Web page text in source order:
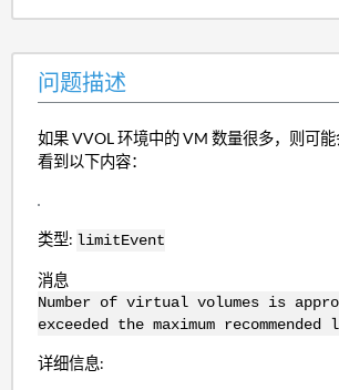
问题描述
如果 VVOL 环境中的 VM 数量很多，则可
看到以下内容：
类型: limitEvent
消息
Number of virtual volumes is
exceeded the maximum
详细信息: